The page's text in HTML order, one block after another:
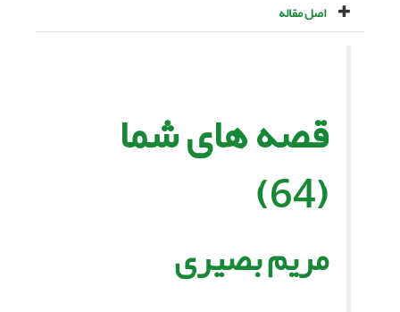
اصل مقاله
قصه هاى شما
(64)
مریم بصیرى